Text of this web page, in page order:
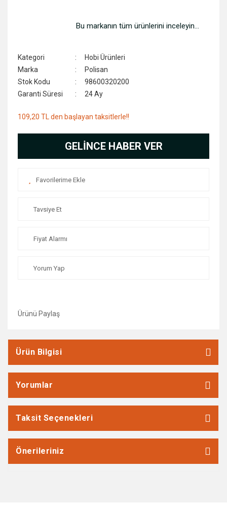
Bu markanın tüm ürünlerini inceleyin...
Kategori
Hobi Ürünleri
Marka
Polisan
Stok Kodu
98600320200
Garanti Süresi
24 Ay
109,20 TL den başlayan taksitlerle!!
GELİNCE HABER VER
Tavsiye Et
Fiyat Alarmı
Yorum Yap
Ürünü Paylaş
Ürün Bilgisi
Yorumlar
Taksit Seçenekleri
Önerileriniz